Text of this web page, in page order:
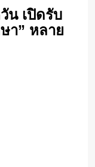
น เปิดรับ
า” หลาย